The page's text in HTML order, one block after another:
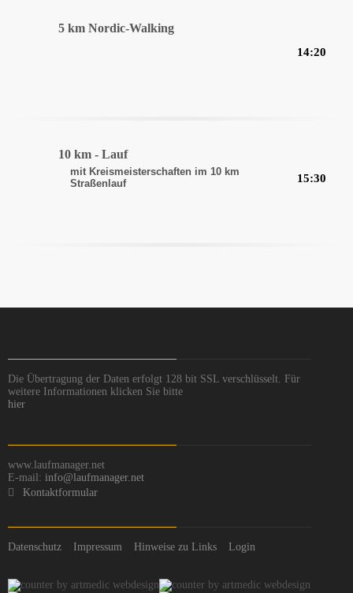
5 km Nordic-Walking
14:20
10 km - Lauf
mit Kreismeisterschaften im 10 km
Straßenlauf
15:30
Die Übertragung der Daten erfolgt 128 bit SSL verschlüsselt. Für
weitere Informationen klicken Sie bitte
hier
www.laufmanager.net
E-mail: info@laufmanager.net
Kontaktformular
Datenschutz Impressum Hinweise zu Links Login